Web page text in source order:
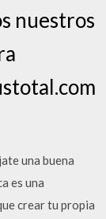
nuestros
una buena
es una
crear tu propia